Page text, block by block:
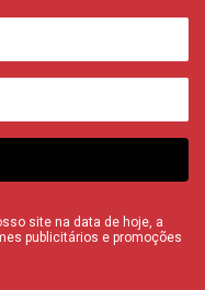
site na data de hoje, a
publicitários e promoções